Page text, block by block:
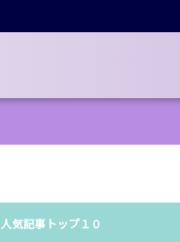
人気記事トップ１０